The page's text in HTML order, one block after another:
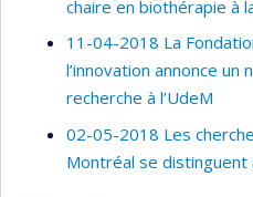
chaire en biothérapie à
11-04-2018 La
l’innovation annonce un
recherche à l’UdeM
02-05-2018 Les
Montréal se distinguent